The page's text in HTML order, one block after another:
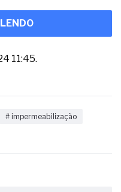
11:45.
# impermeabilização